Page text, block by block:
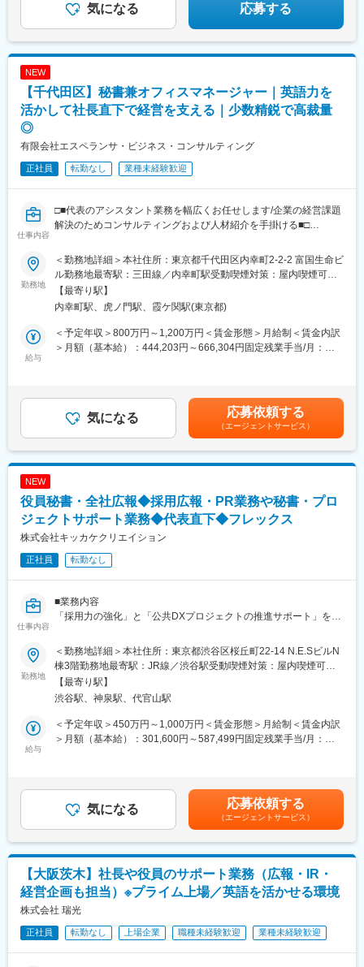
気になる 応募する
NEW
【千代田区】秘書兼オフィスマネージャー｜英語力を
活かして社長直下で経営を支える｜少数精鋭で高裁量
◎
有限会社エスペランサ・ビジネス・コンサルティング
正社員 転勤なし 業種未経験歓迎
仕事内容
□■代表のアシスタント業務を幅広くお任せします/企業の経営課題
解決のためコンサルティングおよび人材紹介を手掛ける■□
＼おすすめポイント／
◇経営判断に近い距離で業務を支える中核ポジション！
◇秘書業務に加え、総務・経理・人事まで横断的に関われる希少
な経験！
◇金融・外資系クライアント対応を通じ、高度なビジネススキル
を磨ける！
■概要
経営者の思考や意思決定を間近で学びながら、実務を通じて高い
付加価値を発揮できるポジションです。
・候補者情報のデータベース入力・管理、レジュメ作成（含英
訳）、各種リスト/報告書作成、サーチ等
（能力と適正に応じ、順次以下業務も対応していただく場合有）
・経理：経費精算、請求書発行、入出金管理、決算資料作成
・人事：入退社手続き、給与管理（専属社労士との連絡）等
■組織構成
鋭体制です。
役割分担はしつつも、相互にサポートし合う距離感の近い組織
で、主体性を尊重します。
■働き方
就業時間は9:00～18:00（超過勤務約１時間/日）、完全週休二日
制でメリハリある働き方が可能です。
主に金融エグゼクティブ層に特化したサーチ型人材紹介会社で
と信頼関係を構築
質を重視した少数精鋭の体制で、経営の中枢を人材面から支援し
ています。
規模よりも「情報の内容」「クオリティ」を重要視した人材サー
ビス提供に注力できるビジネスモデルも魅力です。
■代表の梅田氏について：
慶応義塾大学を卒業後、グローバルトップのエグゼクティブ・サ
勤務地
＜勤務地詳細＞本社住所：東京都千代田区内幸町2-2-2 富国生命ビ
ル勤務地最寄駅：三田線／内幸町駅受動喫煙対策：屋内喫煙可能
場所あり変更の範囲：会社の定める事業所
【最寄り駅】
内幸町駅、虎ノ門駅、霞ケ関駅(東京都)
給与
＜予定年収＞800万円～1,200万円＜賃金形態＞月給制＜賃金内訳
＞月額（基本給）：444,203円～666,304円固定残業手当/月：
年収は基本給、固定残業代、および、支給賞与を含むあくまで目
安となる金額です。※基本給その他の賃金は、選考を通じて前職で
の経験値/給与等を考慮し、上下する可能性があります。賃金はあ
くまでも目安の金額であり、選考を通じて上下する可能性があり
ます。月給(月額)は固定手当を含めた表記です。
気になる 応募依頼する
（エージェントサービス）
NEW
役員秘書・全社広報◆採用広報・PR業務や秘書・プロ
ジェクトサポート業務◆代表直下◆フレックス
株式会社キッカケクリエイション
正社員 転勤なし
仕事内容
■業務内容
「採用力の強化」と「公共DXプロジェクトの推進サポート」を軸
◎採用広報・PR業務
・採用広報関連業務全般
・役員が行う採用面接への同席、採用業務アシスタント
・各種メディアに対する取材対応のサポート、プレスリリースの
進行サポート
◎秘書・プロジェクトサポート業務
・役員との社内外の打ち合わせ（大手企業や政府機関関係者な
ど）への同席
・慶弔、贈答関連の手配
当社の「顔」として魅力を外部へ発信し、採用力の最大化に貢献
していただくことです。また、政府・公共機関への展開という新
たなフェーズを迎えた当社において、代表が事業推進に集中でき
す。
勤務地
＜勤務地詳細＞本社住所：東京都渋谷区桜丘町22-14 N.E.SビルN
棟3階勤務地最寄駅：JR線／渋谷駅受動喫煙対策：屋内喫煙可能
場所あり変更の範囲：会社の定める事業所
【最寄り駅】
渋谷駅、神泉駅、代官山駅
給与
＜予定年収＞450万円～1,000万円＜賃金形態＞月給制＜賃金内訳
＞月額（基本給）：301,600円～587,499円固定残業手当/月：
＞・昇給：年2回（3月,9月）・賞与：5月、11月※経験・スキルを
考慮の上、当社規定により決定いたします。賃金はあくまでも目
安の金額であり、選考を通じて上下する可能性があります。月給
(月額)は固定手当を含めた表記です。
気になる 応募依頼する
（エージェントサービス）
【大阪茨木】社長や役員のサポート業務（広報・IR・
経営企画も担当）※プライム上場／英語を活かせる環境
株式会社 瑞光
正社員 転勤なし 上場企業 職種未経験歓迎 業種未経験歓迎